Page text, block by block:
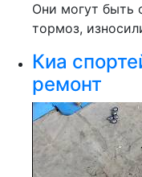
Они могут быть
тормоз,
Киа
ремонт